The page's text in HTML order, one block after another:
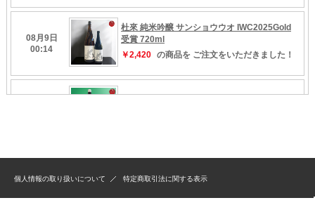
個人情報の取り扱いについて 特定商取引法に関する表示